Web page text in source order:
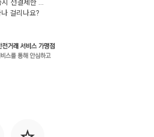
선결제한 ...
걸리나요?